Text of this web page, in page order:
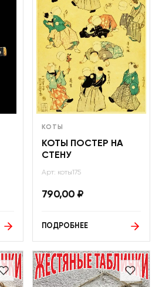
КОТЫ
КОТЫ ПОСТЕР НА
СТЕНУ
Арт: коты175
790,00 ₽
ПОДРОБНЕЕ